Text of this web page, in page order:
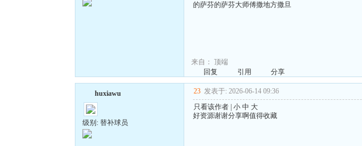
的萨芬的萨芬大师傅撒地方撒旦
来自： 顶端
回复
引用 分享
huxiawu
级别: 替补球员
23 发表于: 2026-06-14 09:36
只看该作者| 小 中 大
好资源谢谢分享啊值得收藏